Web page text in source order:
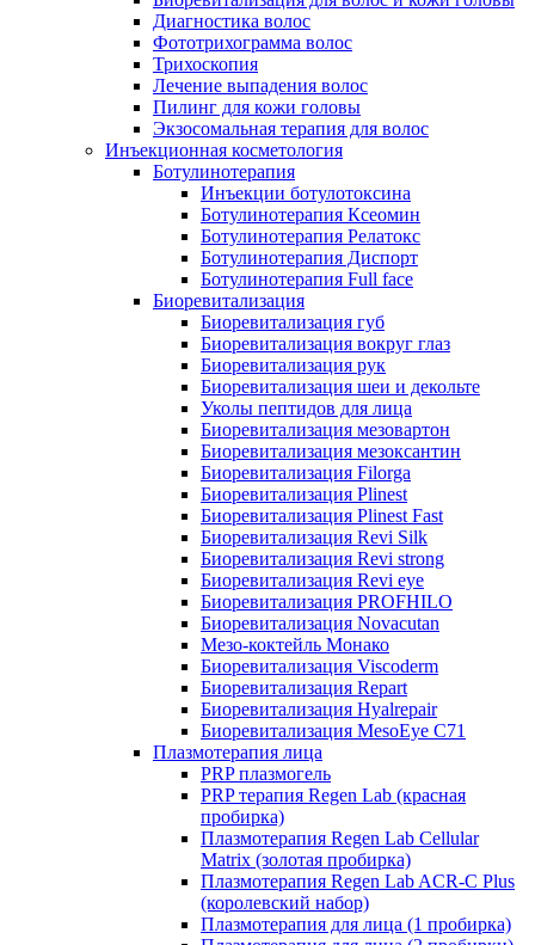
Диагностика волос
Фототрихограмма волос
Трихоскопия
Лечение выпадения волос
Пилинг для кожи головы
Экзосомальная терапия для волос
Инъекционная косметология
Ботулинотерапия
Инъекции ботулотоксина
Ботулинотерапия Ксеомин
Ботулинотерапия Релатокс
Ботулинотерапия Диспорт
Ботулинотерапия Full face
Биоревитализация
Биоревитализация губ
Биоревитализация вокруг глаз
Биоревитализация рук
Биоревитализация шеи и декольте
Уколы пептидов для лица
Биоревитализация мезовартон
Биоревитализация мезоксантин
Биоревитализация Filorga
Биоревитализация Plinest
Биоревитализация Plinest Fast
Биоревитализация Revi Silk
Биоревитализация Revi strong
Биоревитализация Revi eye
Биоревитализация PROFHILO
Биоревитализация Novacutan
Мезо-коктейль Монако
Биоревитализация Viscoderm
Биоревитализация Repart
Биоревитализация Hyalrepair
Биоревитализация MesoEye C71
Плазмотерапия лица
PRP плазмогель
PRP терапия Regen Lab (красная
пробирка)
Плазмотерапия Regen Lab Cellular
Matrix (золотая пробирка)
Плазмотерапия Regen Lab ACR-C Plus
(королевский набор)
Плазмотерапия для лица (1 пробирка)